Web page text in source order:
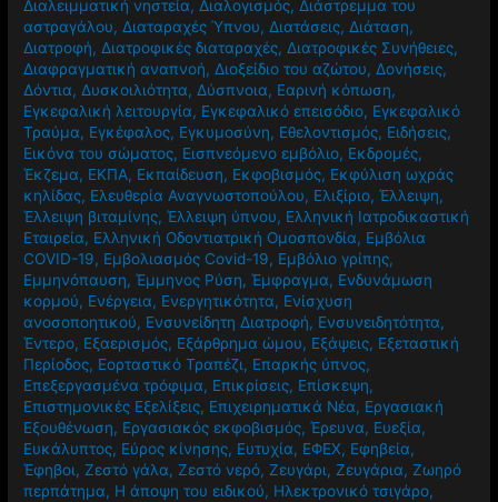
Διαλειμματική νηστεία,Διαλογισμός,Διάστρεμμα του
αστραγάλου,Διαταραχές Ύπνου,Διατάσεις,Διάταση,
Διατροφή,Διατροφικές διαταραχές,Διατροφικές Συνήθειες,
Διαφραγματική αναπνοή,Διοξείδιο του αζώτου,Δονήσεις,
Δόντια,Δυσκοιλιότητα,Δύσπνοια, Εαρινή κόπωση,
Εγκεφαλική λειτουργία, Εγκεφαλικό επεισόδιο, Εγκεφαλικό
Τραύμα, Εγκέφαλος, Εγκυμοσύνη, Εθελοντισμός, Ειδήσεις,
Εικόνα του σώματος, Εισπνεόμενο εμβόλιο, Εκδρομές,
Έκζεμα, ΕΚΠΑ, Εκπαίδευση, Εκφοβισμός, Εκφύλιση ωχράς
κηλίδας, Ελευθερία Αναγνωστοπούλου, Ελιξίριο,Έλλειψη,
Έλλειψη βιταμίνης,Έλλειψη ύπνου, Ελληνική Ιατροδικαστική
Εταιρεία, Ελληνική Οδοντιατρική Ομοσπονδία, Εμβόλια
COVID-19, Εμβολιασμός Covid-19, Εμβόλιο γρίπης,
Εμμηνόπαυση,Έμμηνος Ρύση,Έμφραγμα, Ενδυνάμωση
κορμού, Ενέργεια, Ενεργητικότητα, Ενίσχυση
ανοσοποητικού, Ενσυνείδητη Διατροφή, Ενσυνειδητότητα,
Έντερο, Εξαερισμός, Εξάρθρημα ώμου, Εξάψεις, Εξεταστική
Περίοδος, Εορταστικό Τραπέζι, Επαρκής ύπνος,
Επεξεργασμένα τρόφιμα, Επικρίσεις, Επίσκεψη,
Επιστημονικές Εξελίξεις, Επιχειρηματικά Νέα, Εργασιακή
Εξουθένωση, Εργασιακός εκφοβισμός,Έρευνα, Ευεξία,
Ευκάλυπτος, Εύρος κίνησης, Ευτυχία, ΕΦΕΧ, Εφηβεία,
Έφηβοι,Ζεστό γάλα,Ζεστό νερό,Ζευγάρι,Ζευγάρια,Ζωηρό
περπάτημα, Η άποψη του ειδικού, Ηλεκτρονικό τσιγάρο,